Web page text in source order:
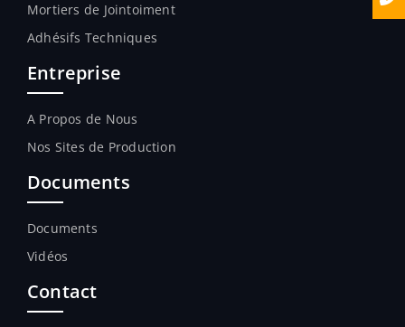
Mortiers de Jointoiment
Adhésifs Techniques
Entreprise
A Propos de Nous
Nos Sites de Production
Documents
Documents
Vidéos
Contact